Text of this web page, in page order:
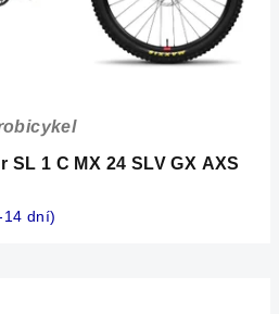
SL 1 C MX 24 SLV GX AXS
14 dní)